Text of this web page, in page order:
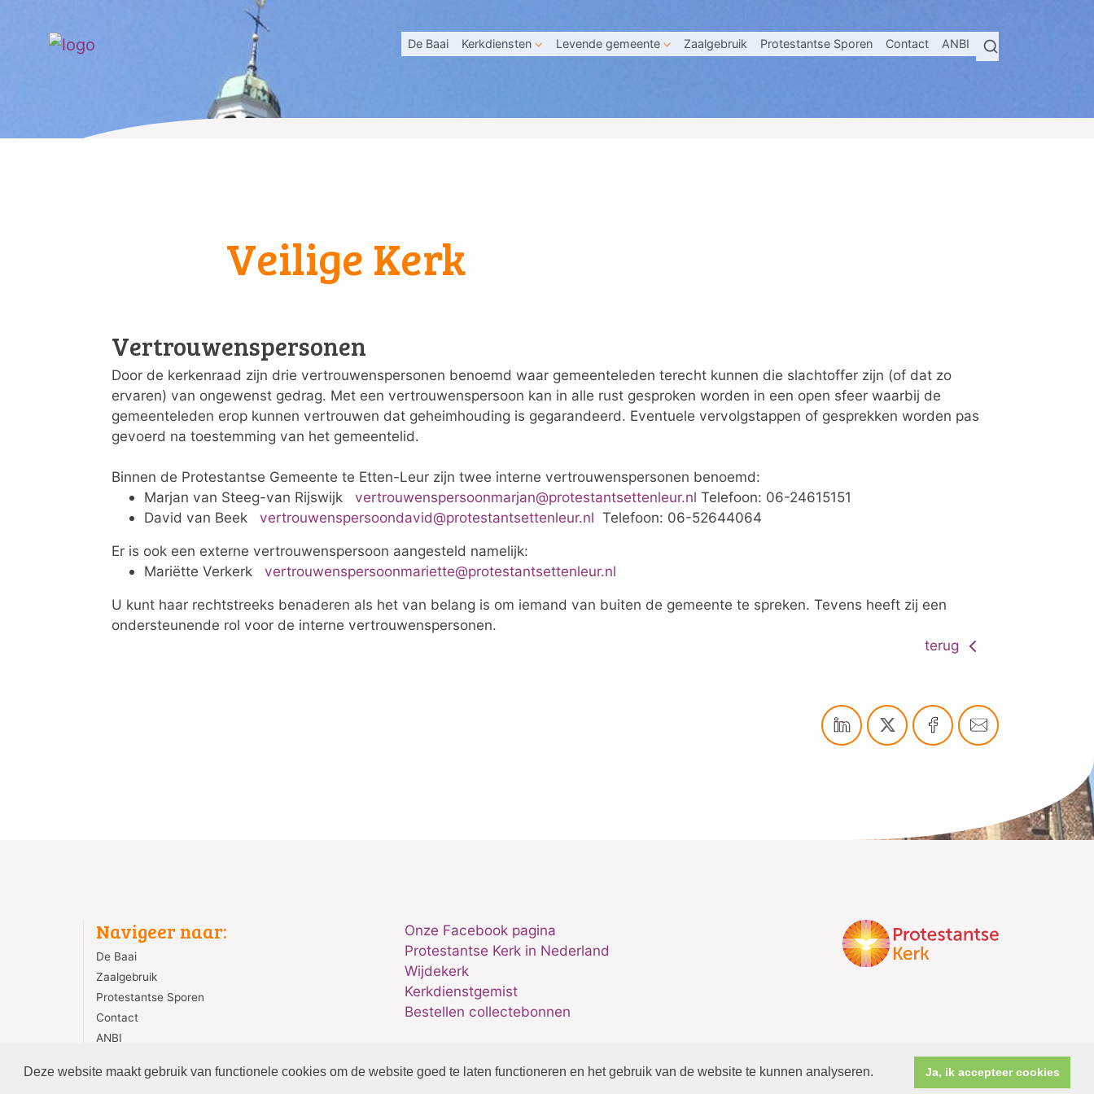
Deze website maakt gebruik van functionele cookies om de website goed te laten functioneren en het gebruik van de website te kunnen analyseren. Ja, ik accepteer cookies
De Baai Kerkdiensten Levende gemeente Zaalgebruik Protestantse Sporen Contact ANBI
Veilige Kerk
Vertrouwenspersonen
Door de kerkenraad zijn drie vertrouwenspersonen benoemd waar gemeenteleden terecht kunnen die slachtoffer zijn (of dat zo
ervaren) van ongewenst gedrag. Met een vertrouwenspersoon kan in alle rust gesproken worden in een open sfeer waarbij de
gemeenteleden erop kunnen vertrouwen dat geheimhouding is gegarandeerd. Eventuele vervolgstappen of gesprekken worden pas
gevoerd na toestemming van het gemeentelid.
Binnen de Protestantse Gemeente te Etten-Leur zijn twee interne vertrouwenspersonen benoemd:
Marjan van Steeg-van Rijswijk vertrouwenspersoonmarjan@protestantsettenleur.nl Telefoon: 06-24615151
David van Beek vertrouwenspersoondavid@protestantsettenleur.nl Telefoon: 06-52644064
Er is ook een externe vertrouwenspersoon aangesteld namelijk:
Mariëtte Verkerk vertrouwenspersoonmariette@protestantsettenleur.nl
U kunt haar rechtstreeks benaderen als het van belang is om iemand van buiten de gemeente te spreken. Tevens heeft zij een
ondersteunende rol voor de interne vertrouwenspersonen.
terug
Navigeer naar:
De Baai
Zaalgebruik
Protestantse Sporen
Contact
ANBI
Onze Facebook pagina
Protestantse Kerk in Nederland
Wijdekerk
Kerkdienstgemist
Bestellen collectebonnen